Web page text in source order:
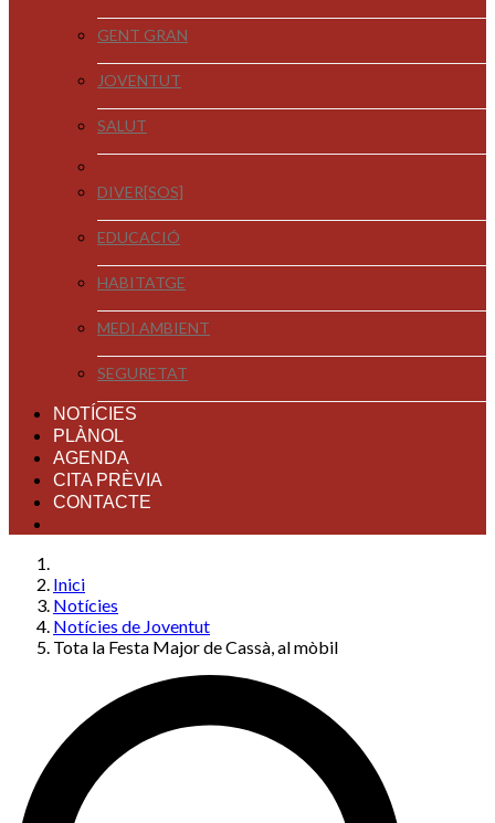
GENT GRAN
JOVENTUT
SALUT
DIVER[SOS]
EDUCACIÓ
HABITATGE
MEDI AMBIENT
SEGURETAT
NOTÍCIES
PLÀNOL
AGENDA
CITA PRÈVIA
CONTACTE
Inici
Notícies
Notícies de Joventut
Tota la Festa Major de Cassà, al mòbil